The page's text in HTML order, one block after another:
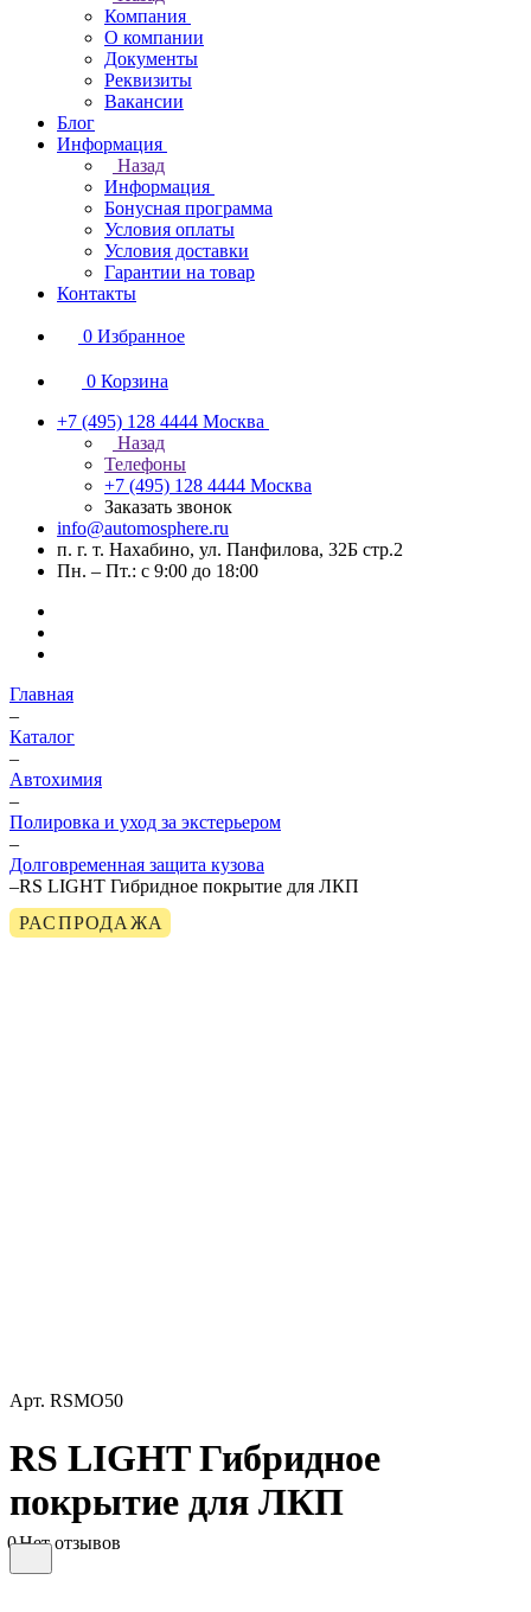
Компания
О компании
Документы
Реквизиты
Вакансии
Блог
Информация
Назад
Информация
Бонусная программа
Условия оплаты
Условия доставки
Гарантии на товар
Контакты
0 Избранное
0 Корзина
+7 (495) 128 4444 Москва
Назад
Телефоны
+7 (495) 128 4444 Москва
Заказать звонок
info@automosphere.ru
п. г. т. Нахабино, ул. Панфилова, 32Б стр.2
Пн. – Пт.: с 9:00 до 18:00
Главная
–
Каталог
–
Автохимия
–
Полировка и уход за экстерьером
–
Долговременная защита кузова
–RS LIGHT Гибридное покрытие для ЛКП
РАСПРОДАЖА
Арт. RSMO50
RS LIGHT Гибридное
покрытие для ЛКП
0Нет отзывов